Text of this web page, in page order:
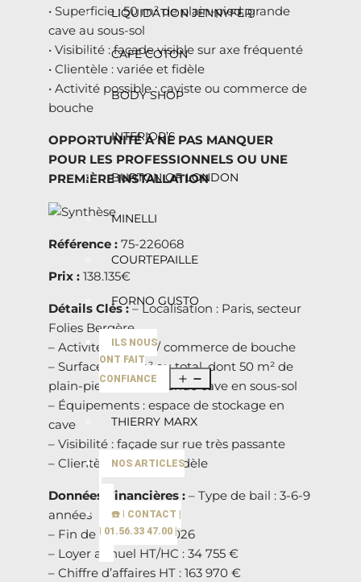
LIQUIDATION JENNYFER
CAFÉ COTON
BODY SHOP
INTERIOR’S
BURTON OF LONDON
MINELLI
COURTEPAILLE
FORNO GUSTO
ILS NOUS
ONT FAIT
CONFIANCE
THIERRY MARX
NOS ARTICLES
☎️ | CONTACT |
| 01.56.33 47.00 |
• Superficie : 50 m² de plain-pied, grande
cave au sous-sol
• Visibilité : façade visible sur axe fréquenté
• Clientèle : variée et fidèle
• Activité possible : caviste ou commerce de
bouche
OPPORTUNITÉ À NE PAS MANQUER
POUR LES PROFESSIONNELS OU UNE
PREMIÈRE INSTALLATION
Référence : 75-226068
Prix : 138.135€
Détails Clés :– Localisation : Paris, secteur
Folies Bergère
– Activité : caviste / commerce de bouche
– Surface : 100 m² au total, dont 50 m² de
plain-pied et une grande cave en sous-sol
– Équipements : espace de stockage en
cave
– Visibilité : façade sur rue très passante
– Clientèle : variée et fidèle
Données Financières : – Type de bail : 3-6-9
années
– Fin de bail : 14/02/2026
– Loyer annuel HT/HC : 34 755 €
– Chiffre d’affaires HT : 163 970 €